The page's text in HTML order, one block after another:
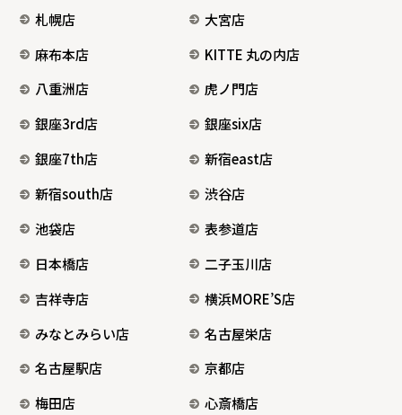
札幌店
大宮店
麻布本店
KITTE 丸の内店
八重洲店
虎ノ門店
銀座3rd店
銀座six店
銀座7th店
新宿east店
新宿south店
渋谷店
池袋店
表参道店
日本橋店
二子玉川店
吉祥寺店
横浜MORE’S店
みなとみらい店
名古屋栄店
名古屋駅店
京都店
梅田店
心斎橋店